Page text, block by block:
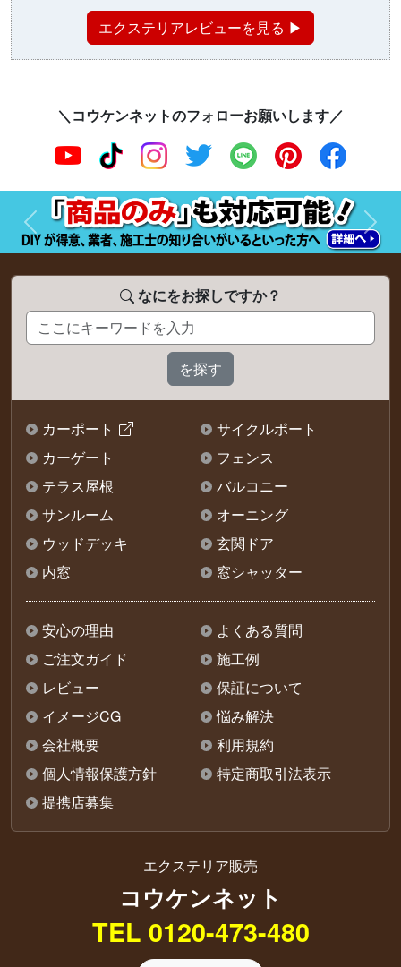
エクステリアレビューを見る ▶
＼コウケンネットのフォローお願いします／
前へ 次へ
なにをお探しですか？
カーポート
サイクルポート
カーゲート
フェンス
テラス屋根
バルコニー
サンルーム
オーニング
ウッドデッキ
玄関ドア
内窓
窓シャッター
安心の理由
よくある質問
ご注文ガイド
施工例
レビュー
保証について
イメージCG
悩み解決
会社概要
利用規約
個人情報保護方針
特定商取引法表示
提携店募集
エクステリア販売
コウケンネット
TEL 0120-473-480